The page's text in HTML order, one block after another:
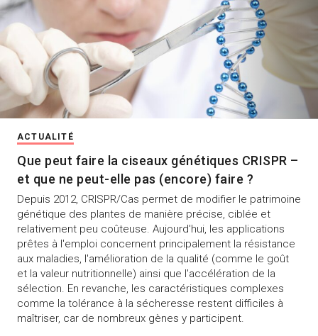
ACTUALITÉ
Que peut faire la ciseaux génétiques CRISPR –
et que ne peut-elle pas (encore) faire ?
Depuis 2012, CRISPR/Cas permet de modifier le patrimoine
génétique des plantes de manière précise, ciblée et
relativement peu coûteuse. Aujourd'hui, les applications
prêtes à l'emploi concernent principalement la résistance
aux maladies, l'amélioration de la qualité (comme le goût
et la valeur nutritionnelle) ainsi que l'accélération de la
sélection. En revanche, les caractéristiques complexes
comme la tolérance à la sécheresse restent difficiles à
maîtriser, car de nombreux gènes y participent.